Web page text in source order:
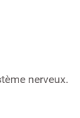
nerveux.